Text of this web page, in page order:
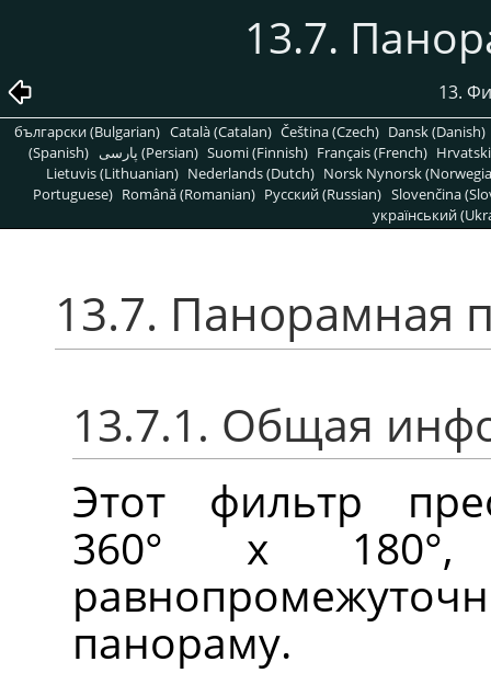
13.7.
13.
български (Bulgarian) Català (Catalan) Čeština (Czech) Dansk (Danish)
(Spanish)
پارسی (Persian) Suomi (Finnish) Français (French)
Lietuvis (Lithuanian) Nederlands (Dutch) Norsk Nynorsk
Portuguese) Română (Romanian) Pусский (Russian) Slovenčina
український
13.7. Панорамная
13.7.1. Общая
Этот фильтр
360° x 180°,
панораму.